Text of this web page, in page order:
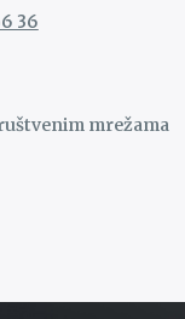
36
mrežama